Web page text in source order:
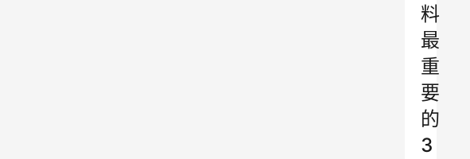
料
最
重
要
的
3